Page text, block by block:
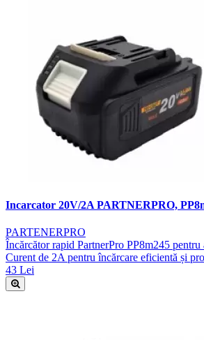
Incarcator 20V/2A PARTNERPRO,
PARTENERPRO
Încărcător rapid PartnerPro PP8m245
Curent de 2A pentru încărcare eficientă și
43 Lei